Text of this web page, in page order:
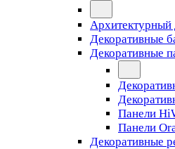
Архитектурный
Декоративные
Декоративные
Панели
Панели
Декоративные